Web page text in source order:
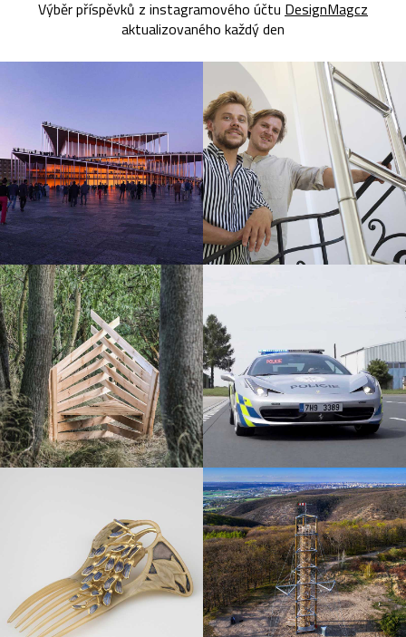
Výběr příspěvků z instagramového účtu DesignMagcz
aktualizovaného každý den